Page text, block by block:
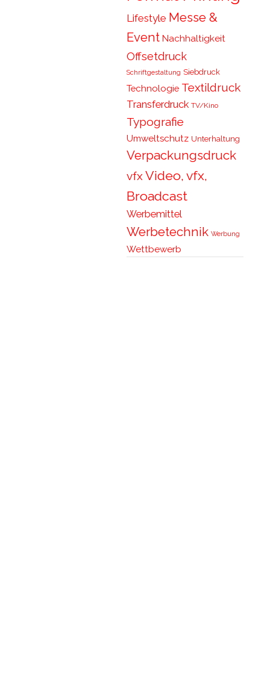
Lifestyle Messe &
Event Nachhaltigkeit
Offsetdruck
Schriftgestaltung Siebdruck
Technologie Textildruck
Transferdruck TV/Kino
Typografie
Umweltschutz Unterhaltung
Verpackungsdruck
vfxVideo, vfx,
Broadcast
Werbemittel
Werbetechnik Werbung
Wettbewerb